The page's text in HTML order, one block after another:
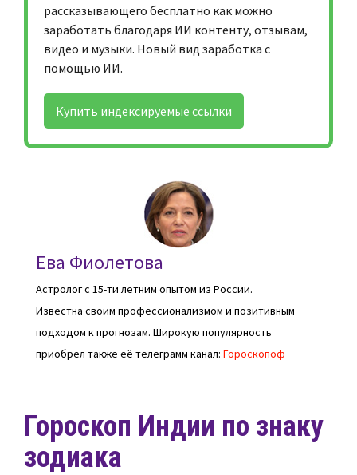
рассказывающего бесплатно как можно
заработать благодаря ИИ контенту, отзывам,
видео и музыки. Новый вид заработка с
помощью ИИ.
Купить индексируемые ссылки
Ева Фиолетова
Астролог с 15-ти летним опытом из России.
Известна своим профессионализмом и позитивным
подходом к прогнозам. Широкую популярность
приобрел также её телеграмм канал: Гороскопоф
Гороскоп Индии по знаку
зодиака